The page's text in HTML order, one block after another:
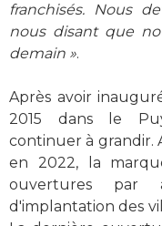
franchisés. Nous
nous disant que
demain ».
Après avoir
2015 dans le
continuer à grandir.
en 2022, la
ouvertures
d'implantation des